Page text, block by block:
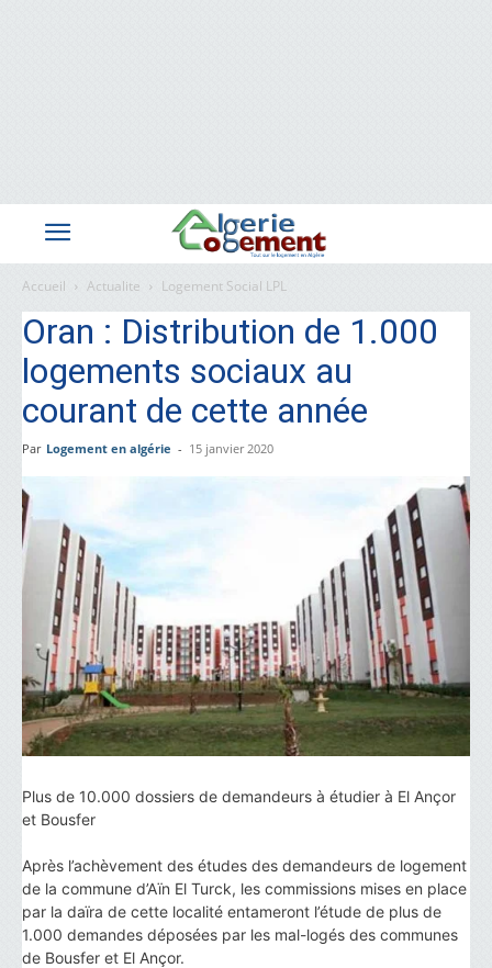
Accueil Actualite Logement Social LPL
Oran : Distribution de 1.000
logements sociaux au
courant de cette année
Par Logement en algérie - 15 janvier 2020
Plus de 10.000 dossiers de demandeurs à étudier à El Ançor
et Bousfer
Après l’achèvement des études des demandeurs de logement
de la commune d’Aïn El Turck, les commissions mises en place
par la daïra de cette localité entameront l’étude de plus de
1.000 demandes déposées par les mal-logés des communes
de Bousfer et El Ançor.